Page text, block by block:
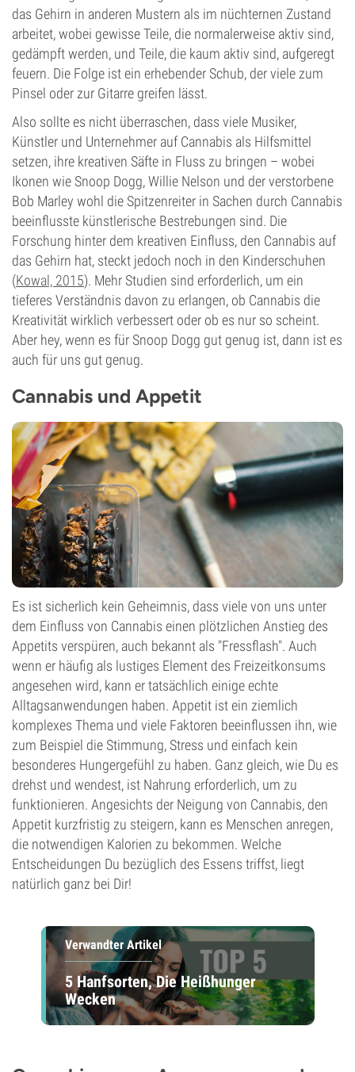
das Gehirn in anderen Mustern als im nüchternen Zustand
arbeitet, wobei gewisse Teile, die normalerweise aktiv sind,
gedämpft werden, und Teile, die kaum aktiv sind, aufgeregt
feuern. Die Folge ist ein erhebender Schub, der viele zum
Pinsel oder zur Gitarre greifen lässt.
Also sollte es nicht überraschen, dass viele Musiker,
Künstler und Unternehmer auf Cannabis als Hilfsmittel
setzen, ihre kreativen Säfte in Fluss zu bringen – wobei
Ikonen wie Snoop Dogg, Willie Nelson und der verstorbene
Bob Marley wohl die Spitzenreiter in Sachen durch Cannabis
beeinflusste künstlerische Bestrebungen sind. Die
Forschung hinter dem kreativen Einfluss, den Cannabis auf
das Gehirn hat, steckt jedoch noch in den Kinderschuhen
(Kowal, 2015). Mehr Studien sind erforderlich, um ein
tieferes Verständnis davon zu erlangen, ob Cannabis die
Kreativität wirklich verbessert oder ob es nur so scheint.
Aber hey, wenn es für Snoop Dogg gut genug ist, dann ist es
auch für uns gut genug.
Cannabis und Appetit
Es ist sicherlich kein Geheimnis, dass viele von uns unter
dem Einfluss von Cannabis einen plötzlichen Anstieg des
Appetits verspüren, auch bekannt als "Fressflash". Auch
wenn er häufig als lustiges Element des Freizeitkonsums
angesehen wird, kann er tatsächlich einige echte
Alltagsanwendungen haben. Appetit ist ein ziemlich
komplexes Thema und viele Faktoren beeinflussen ihn, wie
zum Beispiel die Stimmung, Stress und einfach kein
besonderes Hungergefühl zu haben. Ganz gleich, wie Du es
drehst und wendest, ist Nahrung erforderlich, um zu
funktionieren. Angesichts der Neigung von Cannabis, den
Appetit kurzfristig zu steigern, kann es Menschen anregen,
die notwendigen Kalorien zu bekommen. Welche
Entscheidungen Du bezüglich des Essens triffst, liegt
natürlich ganz bei Dir!
Verwandter Artikel
5 Hanfsorten, Die Heißhunger
Wecken